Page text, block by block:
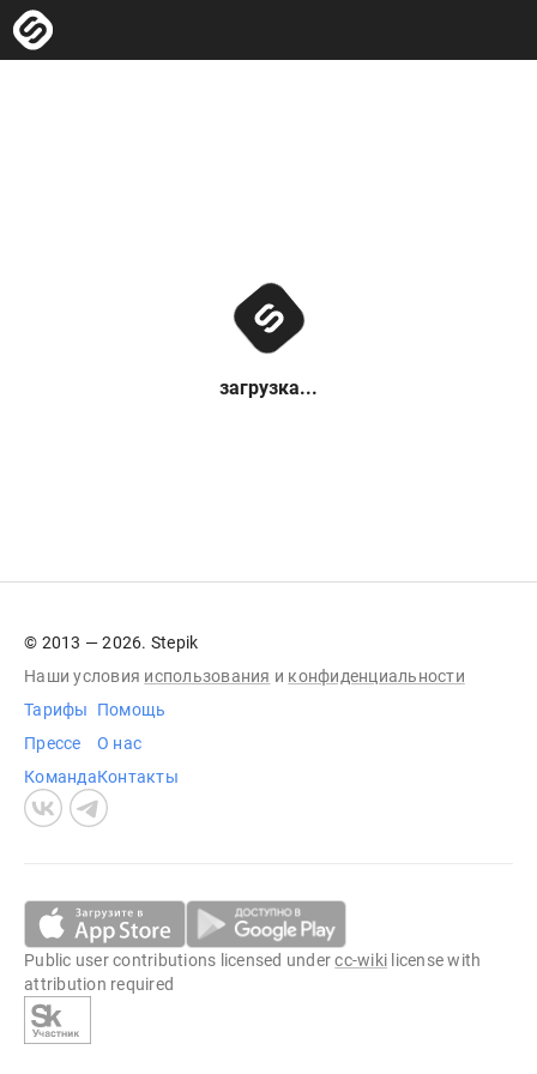
загрузка...
© 2013 — 2026. Stepik
Наши условия использования и конфиденциальности
Тарифы
Прессе
Команда
Помощь
О нас
Контакты
Public user contributions licensed undercc-wiki license with
attribution required